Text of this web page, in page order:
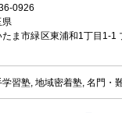
0926
県
たま市緑区東浦和1丁目1-1
学習塾, 地域密着塾, 名門・